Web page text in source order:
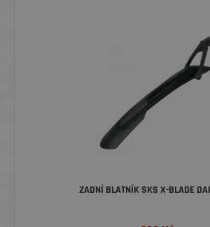
ZADNÍ BLATNÍK SKS X-BLADE